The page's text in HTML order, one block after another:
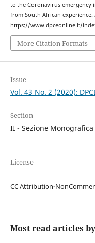
to the Coronavirus emergency
from South African experience.
https://www.dpceonline.it/
More Citation Formats
Issue
Vol. 43 No. 2 (2020):
Section
II - Sezione Monografica
License
CC Attribution-
Most read articles